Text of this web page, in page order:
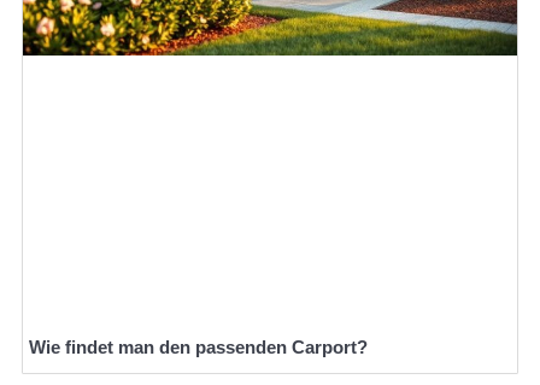
Wie findet man den passenden Carport?